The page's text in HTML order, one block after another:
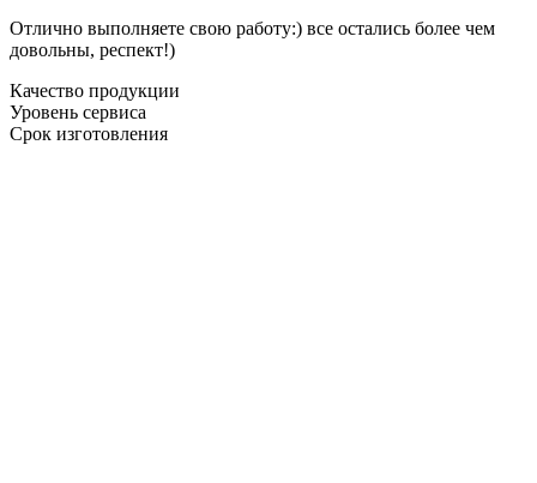
Отлично выполняете свою работу:) все остались более чем
довольны, респект!)
Качество продукции
Уровень сервиса
Срок изготовления